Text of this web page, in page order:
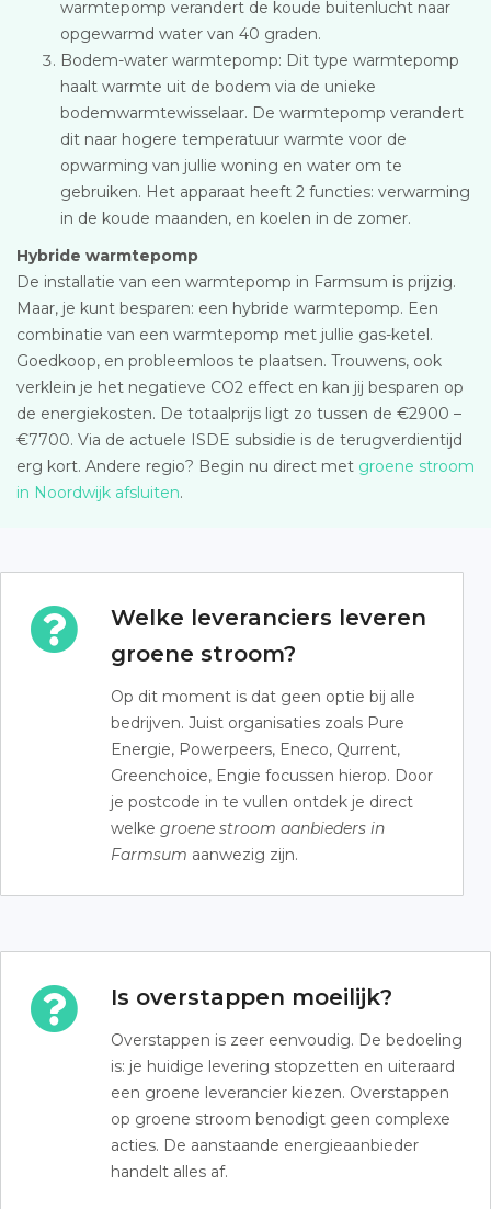
warmtepomp verandert de koude buitenlucht naar
opgewarmd water van 40 graden.
Bodem-water warmtepomp: Dit type warmtepomp
haalt warmte uit de bodem via de unieke
bodemwarmtewisselaar. De warmtepomp verandert
dit naar hogere temperatuur warmte voor de
opwarming van jullie woning en water om te
gebruiken. Het apparaat heeft 2 functies: verwarming
in de koude maanden, en koelen in de zomer.
Hybride warmtepomp
De installatie van een warmtepomp in Farmsum is prijzig.
Maar, je kunt besparen: een hybride warmtepomp. Een
combinatie van een warmtepomp met jullie gas-ketel.
Goedkoop, en probleemloos te plaatsen. Trouwens, ook
verklein je het negatieve CO2 effect en kan jij besparen op
de energiekosten. De totaalprijs ligt zo tussen de €2900 –
€7700. Via de actuele ISDE subsidie is de terugverdientijd
erg kort. Andere regio? Begin nu direct met groene stroom
in Noordwijk afsluiten.
Welke leveranciers leveren
groene stroom?
Op dit moment is dat geen optie bij alle
bedrijven. Juist organisaties zoals Pure
Energie, Powerpeers, Eneco, Qurrent,
Greenchoice, Engie focussen hierop. Door
je postcode in te vullen ontdek je direct
welke groene stroom aanbieders in
Farmsum aanwezig zijn.
Is overstappen moeilijk?
Overstappen is zeer eenvoudig. De bedoeling
is: je huidige levering stopzetten en uiteraard
een groene leverancier kiezen. Overstappen
op groene stroom benodigt geen complexe
acties. De aanstaande energieaanbieder
handelt alles af.